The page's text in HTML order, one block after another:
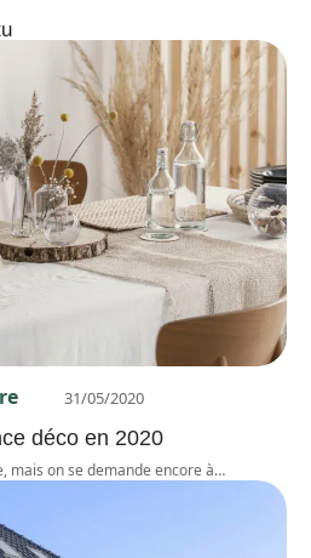
31/05/2020
déco en 2020
mais on se demande encore à…